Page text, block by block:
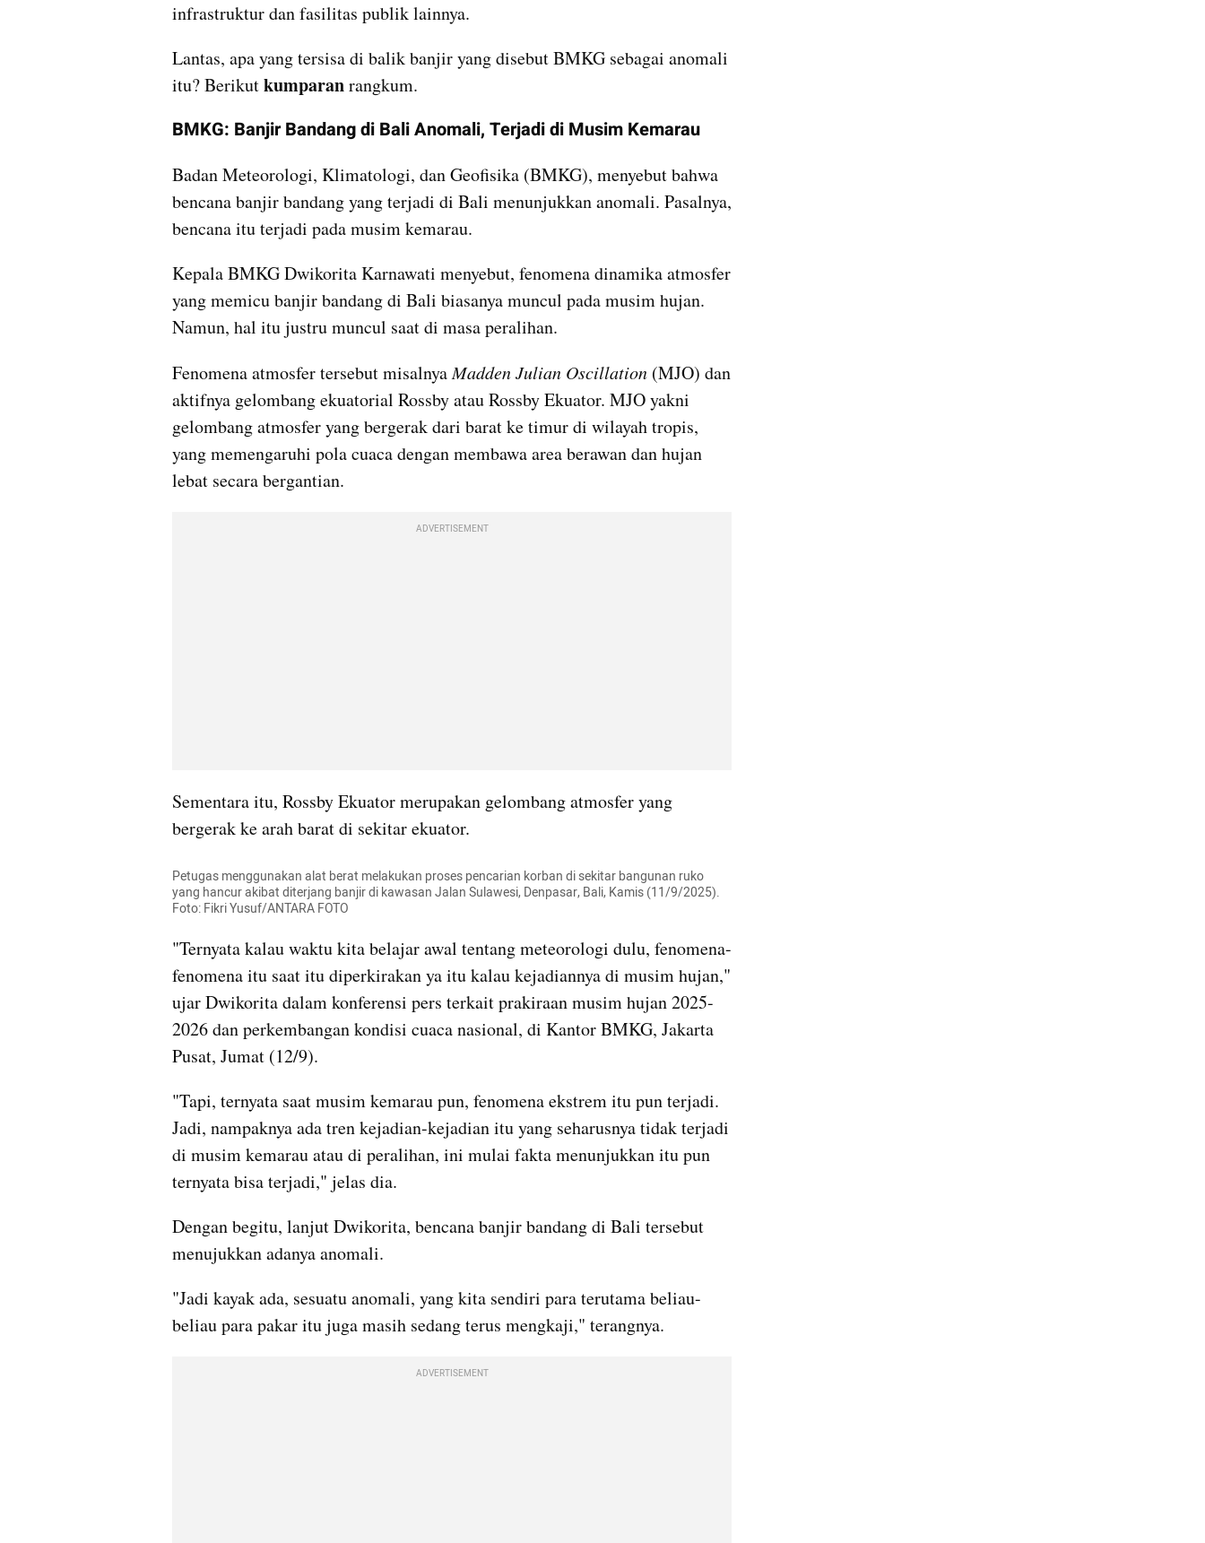
infrastruktur dan fasilitas publik lainnya.
Lantas, apa yang tersisa di balik banjir yang disebut BMKG sebagai anomali
itu? Berikut kumparan rangkum.
BMKG: Banjir Bandang di Bali Anomali, Terjadi di Musim Kemarau
Badan Meteorologi, Klimatologi, dan Geofisika (BMKG), menyebut bahwa
bencana banjir bandang yang terjadi di Bali menunjukkan anomali. Pasalnya,
bencana itu terjadi pada musim kemarau.
Kepala BMKG Dwikorita Karnawati menyebut, fenomena dinamika atmosfer
yang memicu banjir bandang di Bali biasanya muncul pada musim hujan.
Namun, hal itu justru muncul saat di masa peralihan.
Fenomena atmosfer tersebut misalnya Madden Julian Oscillation (MJO) dan
aktifnya gelombang ekuatorial Rossby atau Rossby Ekuator. MJO yakni
gelombang atmosfer yang bergerak dari barat ke timur di wilayah tropis,
yang memengaruhi pola cuaca dengan membawa area berawan dan hujan
lebat secara bergantian.
ADVERTISEMENT
Sementara itu, Rossby Ekuator merupakan gelombang atmosfer yang
bergerak ke arah barat di sekitar ekuator.
Petugas menggunakan alat berat melakukan proses pencarian korban di sekitar bangunan ruko
yang hancur akibat diterjang banjir di kawasan Jalan Sulawesi, Denpasar, Bali, Kamis (11/9/2025).
Foto: Fikri Yusuf/ANTARA FOTO
"Ternyata kalau waktu kita belajar awal tentang meteorologi dulu, fenomena-
fenomena itu saat itu diperkirakan ya itu kalau kejadiannya di musim hujan,"
ujar Dwikorita dalam konferensi pers terkait prakiraan musim hujan 2025-
2026 dan perkembangan kondisi cuaca nasional, di Kantor BMKG, Jakarta
Pusat, Jumat (12/9).
"Tapi, ternyata saat musim kemarau pun, fenomena ekstrem itu pun terjadi.
Jadi, nampaknya ada tren kejadian-kejadian itu yang seharusnya tidak terjadi
di musim kemarau atau di peralihan, ini mulai fakta menunjukkan itu pun
ternyata bisa terjadi," jelas dia.
Dengan begitu, lanjut Dwikorita, bencana banjir bandang di Bali tersebut
menujukkan adanya anomali.
"Jadi kayak ada, sesuatu anomali, yang kita sendiri para terutama beliau-
beliau para pakar itu juga masih sedang terus mengkaji," terangnya.
ADVERTISEMENT